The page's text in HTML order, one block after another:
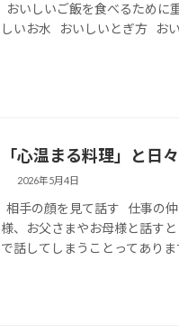
おいしいご飯を食べるため
しいお水 おいしいとぎ方 お
「心温まる料理」と日
2026年5月4日
相手の顔を見て話す 仕事の
様、お父さまやお母様と話す
で話してしまうことってあり